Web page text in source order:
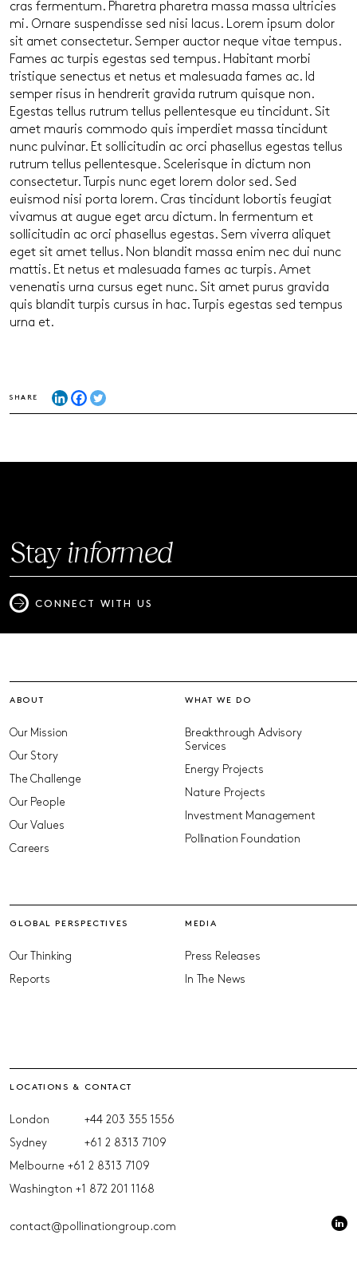
cras fermentum. Pharetra pharetra massa massa ultricies
mi. Ornare suspendisse sed nisi lacus. Lorem ipsum dolor
sit amet consectetur. Semper auctor neque vitae tempus.
Fames ac turpis egestas sed tempus. Habitant morbi
tristique senectus et netus et malesuada fames ac. Id
semper risus in hendrerit gravida rutrum quisque non.
Egestas tellus rutrum tellus pellentesque eu tincidunt. Sit
amet mauris commodo quis imperdiet massa tincidunt
nunc pulvinar. Et sollicitudin ac orci phasellus egestas tellus
rutrum tellus pellentesque. Scelerisque in dictum non
consectetur. Turpis nunc eget lorem dolor sed. Sed
euismod nisi porta lorem. Cras tincidunt lobortis feugiat
vivamus at augue eget arcu dictum. In fermentum et
sollicitudin ac orci phasellus egestas. Sem viverra aliquet
eget sit amet tellus. Non blandit massa enim nec dui nunc
mattis. Et netus et malesuada fames ac turpis. Amet
venenatis urna cursus eget nunc. Sit amet purus gravida
quis blandit turpis cursus in hac. Turpis egestas sed tempus
urna et.
SHARE
Stayinformed
CONNECT WITH US
ABOUT
Our Mission
Our Story
The Challenge
Our People
Our Values
Careers
WHAT WE DO
Breakthrough Advisory
Services
Energy Projects
Nature Projects
Investment Management
Pollination Foundation
GLOBAL PERSPECTIVES
Our Thinking
Reports
MEDIA
Press Releases
In The News
LOCATIONS & CONTACT
London
+44 203 355 1556
Sydney
+61 2 8313 7109
Melbourne +61 2 8313 7109
Washington +1 872 201 1168
contact@pollinationgroup.com